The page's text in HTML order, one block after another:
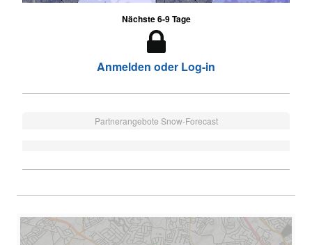
Nächste 6-9 Tage
Anmelden oder Log-in
Partnerangebote Snow-Forecast